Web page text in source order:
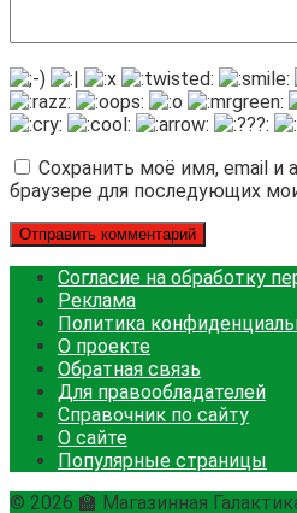
Сохранить моё имя, email и
браузере для последующих
Согласие на обработку
Реклама
Политика
О проекте
Обратная связь
Для правообладателей
Справочник по сайту
О сайте
Популярные страницы
© 2026 🏫 Магазинная